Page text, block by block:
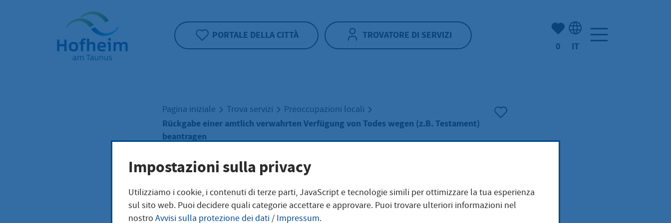
Home"
PORTALE DELLA CITTÀ TROVATORE DI SERVIZI
(Mio) Hofheim:
0 IT
Pagina iniziale Trova servizi Preoccupazioni locali
Rückgabe einer amtlich verwahrten Verfügung von Todes wegen (z.B. Testament)
beantragen
Rückgabe einer amtlich
Impostazioni sulla privacy
Utilizziamo i cookie, i contenuti di terze parti, JavaScript e tecnologie simili per ottimizzare la tua esperienza
sul sito web. Puoi decidere quali categorie accettare e approvare. Puoi trovare ulteriori informazioni nel
nostro Avvisi sulla protezione dei dati / Impressum.